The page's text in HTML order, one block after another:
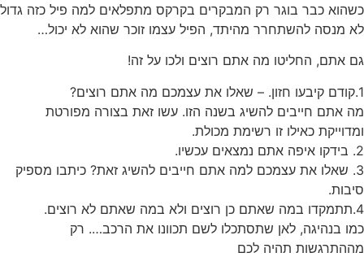
כשהוא כבר בוגר רק המבקרים בקרקס מתפלאים למה פיל כזה גדול
לא מנסה להשתחרר מהיתד, הפיל עצמו זוכר שהוא לא יכול…
גם אתם, החליטו מה אתם רוצים ולכו על זה!
1.קודם קיבעו חזון. – שאלו את עצמכם מה אתם רוצים?
מה אתם חייבים להשיג בשנה הזו. עשו זאת בצורה מפורטת
ומדוייקת כאילו זו רשימת מכולת.
2. בידקו איפה אתם נמצאים עכשיו.
3. שאלו את עצמכם למה אתם חייבים להשיג זאת? כיתבו מספיק
סיבות.
4.תתמקדו במה שאתם כן רוצים ולא במה שאתם לא רוצים.
כמו בנהיגה, לאן שתסתכלו לשם תכוונו את הרכב…. רק
מההתרגשות תהיה לכם